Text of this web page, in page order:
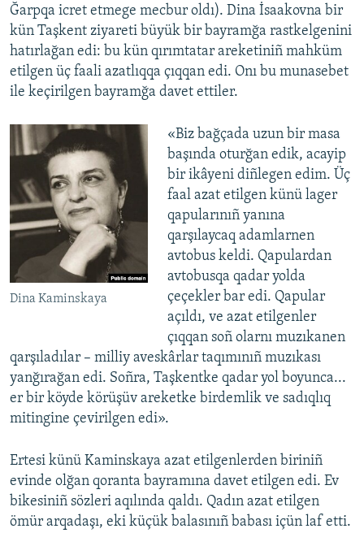
Ğarpqa icret etmege mecbur oldı). Dina İsaakovna bir
kün Taşkent ziyareti büyük bir bayramğa rastkelgenini
hatırlağan edi: bu kün qırımtatar areketiniñ mahküm
etilgen üç faali azatlıqqa çıqqan edi. Onı bu munasebet
ile keçirilgen bayramğa davet ettiler.
Dina Kaminskaya
«Biz bağçada uzun bir masa
başında oturğan edik, acayip
bir ikâyeni diñlegen edim. Üç
faal azat etilgen künü lager
qapularınıñ yanına
qarşılaycaq adamlarnen
avtobus keldi. Qapulardan
avtobusqa qadar yolda
çeçekler bar edi. Qapular
açıldı, ve azat etilgenler
çıqqan soñ olarnı muzıkanen
qarşıladılar – milliy aveskârlar taqımınıñ muzıkası
yanğırağan edi. Soñra, Taşkentke qadar yol boyunca...
er bir köyde körüşüv areketke birdemlik ve sadıqlıq
mitingine çevirilgen edi».
Ertesi künü Kaminskaya azat etilgenlerden biriniñ
evinde olğan qoranta bayramına davet etilgen edi. Ev
bikesiniñ sözleri aqılında qaldı. Qadın azat etilgen
ömür arqadaşı, eki küçük balasınıñ babası içün laf etti.